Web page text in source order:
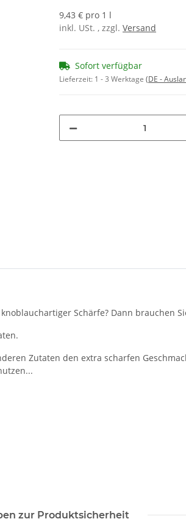
9,43 € pro 1 l
inkl. USt. , zzgl. Versand
Sofort verfügbar
Lieferzeit: 1 - 3 Werktage (DE -
Schärfe? Dann brauchen
Zutaten den extra scharfen
zur Produktsicherheit